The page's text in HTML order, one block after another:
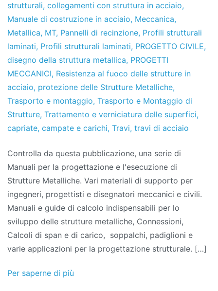
strutturali, collegamenti con struttura in acciaio,
Manuale di costruzione in acciaio, Meccanica,
Metallica, MT, Pannelli di recinzione, Profili strutturali
laminati, Profili strutturali laminati, PROGETTO CIVILE,
disegno della struttura metallica, PROGETTI
MECCANICI, Resistenza al fuoco delle strutture in
acciaio, protezione delle Strutture Metalliche,
Trasporto e montaggio, Trasporto e Montaggio di
Strutture, Trattamento e verniciatura delle superfici,
capriate, campate e carichi, Travi, travi di acciaio
Controlla da questa pubblicazione, una serie di
Manuali per la progettazione e l'esecuzione di
Strutture Metalliche. Vari materiali di supporto per
ingegneri, progettisti e disegnatori meccanici e civili.
Manuali e guide di calcolo indispensabili per lo
sviluppo delle strutture metalliche, Connessioni,
Calcoli di span e di carico, soppalchi, padiglioni e
varie applicazioni per la progettazione strutturale. […]
Per saperne di più